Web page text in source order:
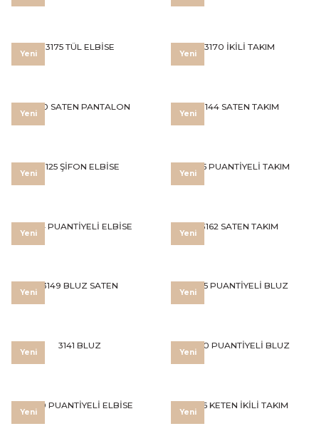
Yeni
3175 TÜL ELBİSE
Yeni
3170 İKİLİ TAKIM
Yeni
3150 SATEN PANTALON
Yeni
3144 SATEN TAKIM
Yeni
3125 ŞİFON ELBİSE
Yeni
3165 PUANTİYELİ TAKIM
Yeni
3164 PUANTİYELİ ELBİSE
Yeni
3162 SATEN TAKIM
Yeni
3149 BLUZ SATEN
Yeni
3145 PUANTİYELİ BLUZ
Yeni
3141 BLUZ
Yeni
3140 PUANTİYELİ BLUZ
Yeni
3160 PUANTİYELİ ELBİSE
Yeni
3156 KETEN İKİLİ TAKIM